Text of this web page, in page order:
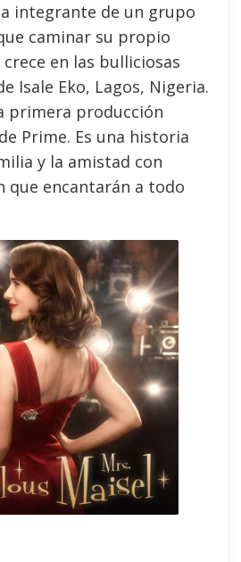
integrante de un grupo
caminar su propio
en las bulliciosas
Isale Eko, Lagos, Nigeria.
primera producción
Prime. Es una historia
y la amistad con
que encantarán a todo